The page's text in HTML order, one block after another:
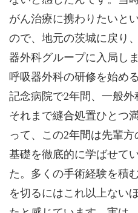
がん治療に携わりたいと
ので、地元の茨城に戻り
器外科グループに入局しま
呼吸器外科の研修を始め
記念病院で2年間、一般外
それまで縫合処置ひとつ
って、この2年間は先輩
基礎を徹底的に学ばせて
た。多くの手術経験を積
を切るにはこれ以上ない